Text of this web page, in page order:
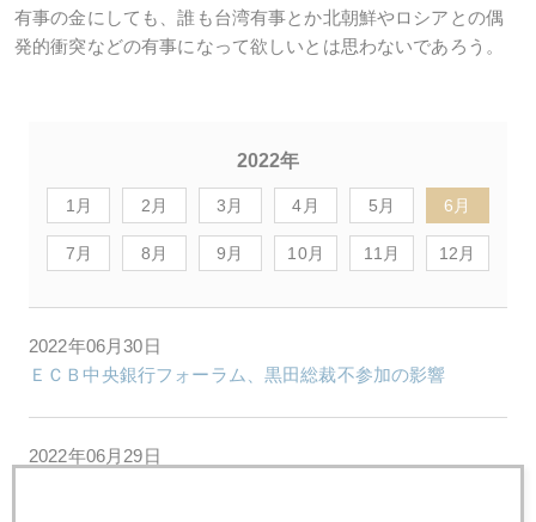
有事の金にしても、誰も台湾有事とか北朝鮮やロシアとの偶
発的衝突などの有事になって欲しいとは思わないであろう。
2022年
1月 2月 3月 4月 5月 6月
7月 8月 9月 10月 11月 12月
2022年06月30日
ＥＣＢ中央銀行フォーラム、黒田総裁不参加の影響
2022年06月29日